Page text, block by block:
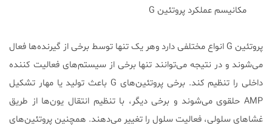
مکانیسم عملکرد پروتئین G
پروتئین G انواع مختلفی دارد وهر یک تنها توسط برخی از گیرنده‌ها فعال
می‌شوند و در نتیجه می‌توانند تنها برخی از سیستم‌های فعالیت کننده
داخلی را تنظیم کند. برخی پروتئین‌های G باعث تولید یا مهار تشکیل
AMP حلقوی می‌شوند و برخی دیگر، با تنظیم انتقال یون‌ها از طریق
غشاهای سلولی، فعالیت سلول را تغییر می‌دهند. همچنین پروتئین‌های